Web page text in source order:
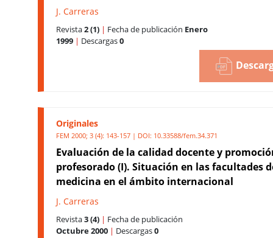
J. Carreras
Revista2 (1) | Fecha de publicación Enero
1999 | Descargas0
Originales
FEM 2000; 3 (4): 143-157 | DOI: 10.33588/fem.34.371
Evaluación de la calidad docente y
profesorado (I). Situación en las facultades
medicina en el ámbito internacional
J. Carreras
Revista3 (4) | Fecha de publicación
Octubre 2000 | Descargas0